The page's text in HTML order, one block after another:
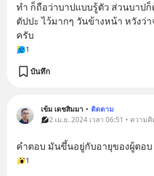
ทำ ก็ถือว่าบาปแบบรู้ตัว ส่วนบาป
ตัปปะ ไว้มากๆ วันข้างหน้า หวังว่
ครับ
1
บันทึก
เข้ม เดชสิมมา • ติดตาม
2 เม.ย. 2024 เวลา 06:51 • ความ
คำตอบ มันขึ้นอยู่กับอายุของผู้ตอบ
1